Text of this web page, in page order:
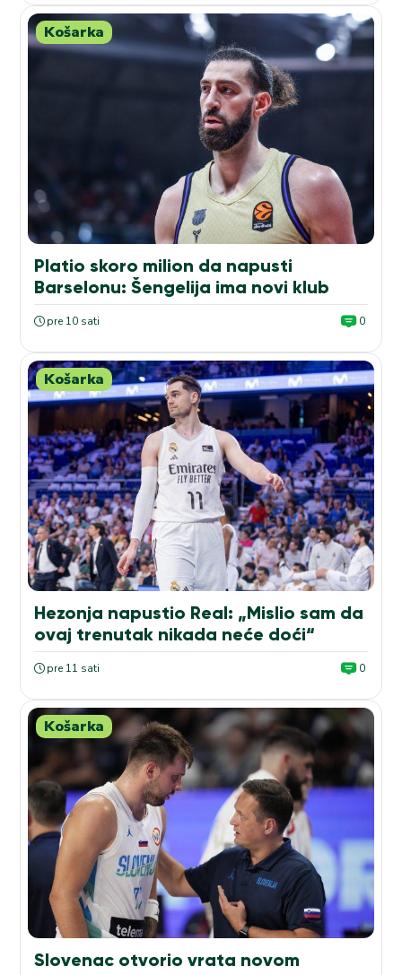
Košarka
Platio skoro milion da napusti
Barselonu: Šengelija ima novi klub
pre 10 sati 0
Košarka
Hezonja napustio Real: „Mislio sam da
ovaj trenutak nikada neće doći“
pre 11 sati 0
Košarka
Slovenac otvorio vrata novom